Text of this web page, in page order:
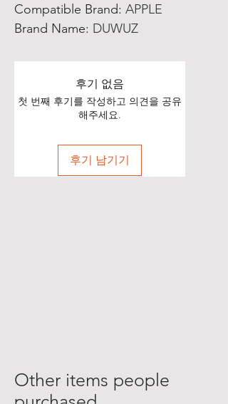
Compatible Brand: APPLE
Brand Name: DUWUZ
후기 없음
첫 번째 후기를 작성하고 의견을 공유
해주세요.
후기 남기기
Other items people